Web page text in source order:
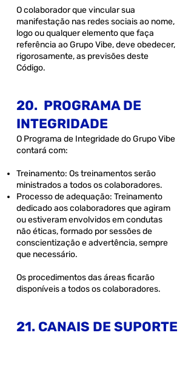
O colaborador que vincular sua
manifestação nas redes sociais ao nome,
logo ou qualquer elemento que faça
referência ao Grupo Vibe, deve obedecer,
rigorosamente, as previsões deste
Código.
20. PROGRAMA DE
INTEGRIDADE
O Programa de Integridade do Grupo Vibe
contará com:
Treinamento: Os treinamentos serão
ministrados a todos os colaboradores.
Processo de adequação: Treinamento
dedicado aos colaboradores que agiram
ou estiveram envolvidos em condutas
não éticas, formado por sessões de
conscientização e advertência, sempre
que necessário.
Os procedimentos das áreas ficarão
disponíveis a todos os colaboradores.
​21. CANAIS DE SUPORTE